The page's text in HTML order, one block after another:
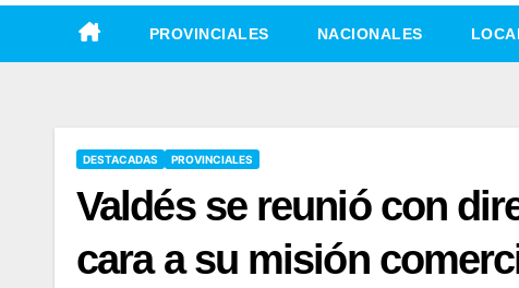
PROVINCIALES NACIONALES
DESTACADAS PROVINCIALES
Valdés se reunió con
cara a su misión